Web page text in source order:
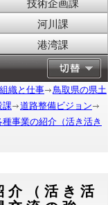
技術企画課
河川課
港湾課
織と仕事
鳥取県の県土
課
道路整備ビジョン
種事業の紹介（活き活き
介（活き活